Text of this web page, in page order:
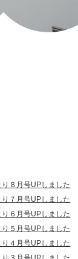
８月号UPしました
７月号UPしました
６月号UPしました
５月号UPしました
４月号UPしました